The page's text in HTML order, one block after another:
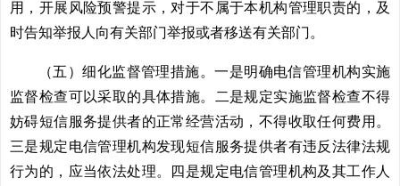
用，开展风险预警提示，对于不属于本机构管理职责的，及
时告知举报人向有关部门举报或者移送有关部门。
（五）细化监督管理措施。一是明确电信管理机构实施
监督检查可以采取的具体措施。二是规定实施监督检查不得
妨碍短信服务提供者的正常经营活动，不得收取任何费用。
三是规定电信管理机构发现短信服务提供者有违反法律法规
行为的，应当依法处理。四是规定电信管理机构及其工作人